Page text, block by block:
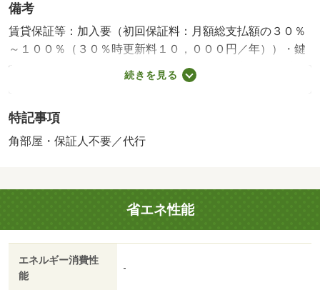
備考
賃貸保証等：加入要（初回保証料：月額総支払額の３０％
～１００％（３０％時更新料１０，０００円／年））・鍵
交換代：あり２２，０００円～・維持費等：家賃引落手数
料２２０円／月・サポートプラス１，８００円／月・カッ
す！お問い合わせは株式会社オーリック不動産鹿屋西原店
へ（＊＾＾）ｖ・バイク置場：なし・駐輪場：なし
続きを見る
特記事項
角部屋・保証人不要／代行
省エネ性能
エネルギー消費性
能
-